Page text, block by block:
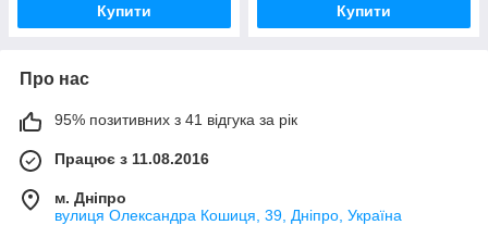
Купити Купити
Про нас
95% позитивних з 41 відгука за рік
Працює з 11.08.2016
м. Дніпро
вулиця Олександра Кошиця, 39, Дніпро, Україна